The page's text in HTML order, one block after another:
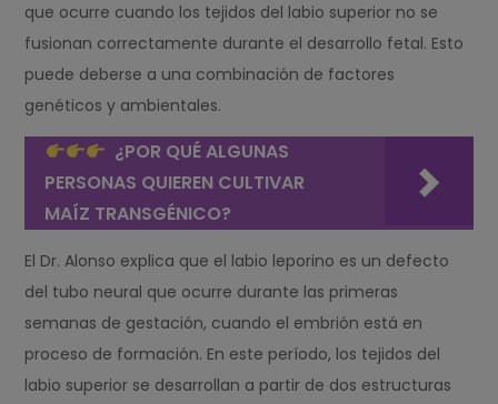
que ocurre cuando los tejidos del labio superior no se
fusionan correctamente durante el desarrollo fetal. Esto
puede deberse a una combinación de factores
genéticos y ambientales.
¿POR QUÉ ALGUNAS
PERSONAS QUIEREN CULTIVAR
MAÍZ TRANSGÉNICO?
El Dr. Alonso explica que el labio leporino es un defecto
del tubo neural que ocurre durante las primeras
semanas de gestación, cuando el embrión está en
proceso de formación. En este período, los tejidos del
labio superior se desarrollan a partir de dos estructuras